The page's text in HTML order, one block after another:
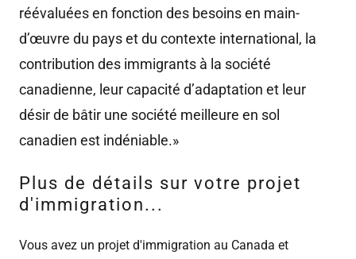
réévaluées en fonction des besoins en main-
d’œuvre du pays et du contexte international, la
contribution des immigrants à la société
canadienne, leur capacité d’adaptation et leur
désir de bâtir une société meilleure en sol
canadien est indéniable.»
Plus de détails sur votre projet
d'immigration...
Vous avez un projet d'immigration au Canada et